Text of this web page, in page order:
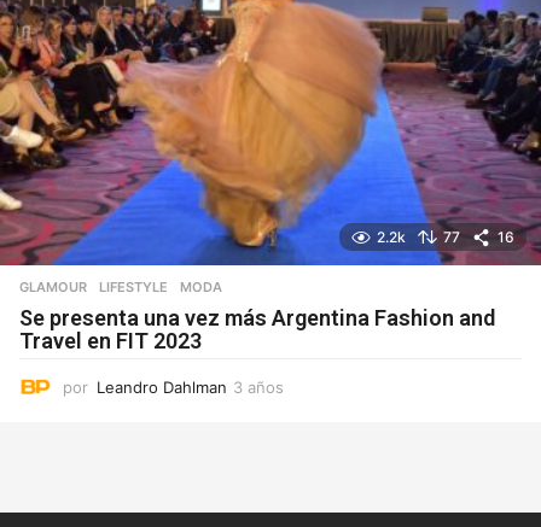
2.2k 77 16
GLAMOUR ,LIFESTYLE MODA
Se presenta una vez más Argentina Fashion and
Travel en FIT 2023
por Leandro Dahlman 3 años